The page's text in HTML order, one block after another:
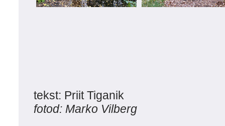
tekst: Priit Tiganik
fotod: Marko Vilberg